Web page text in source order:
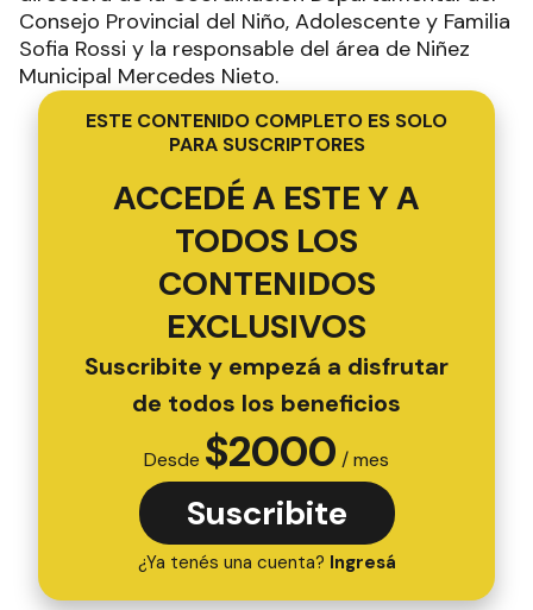
Consejo Provincial del Niño, Adolescente y Familia
Sofia Rossi y la responsable del área de Niñez
Municipal Mercedes Nieto.
ESTE CONTENIDO COMPLETO ES SOLO
PARA SUSCRIPTORES
ACCEDÉ A ESTE Y A
TODOS LOS
CONTENIDOS
EXCLUSIVOS
Suscribite y empezá a disfrutar
de todos los beneficios
Desde $2000 / mes
Suscribite
¿Ya tenés una cuenta? Ingresá